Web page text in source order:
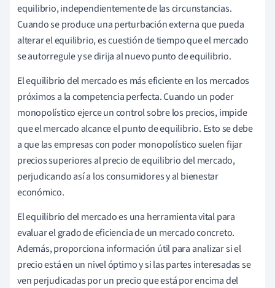
equilibrio, independientemente de las circunstancias.
Cuando se produce una perturbación externa que pueda
alterar el equilibrio, es cuestión de tiempo que el mercado
se autorregule y se dirija al nuevo punto de equilibrio.
El equilibrio del mercado es más eficiente en los mercados
próximos a la competencia perfecta. Cuando un poder
monopolístico ejerce un control sobre los precios, impide
que el mercado alcance el punto de equilibrio. Esto se debe
a que las empresas con poder monopolístico suelen fijar
precios superiores al precio de equilibrio del mercado,
perjudicando así a los consumidores y al bienestar
económico.
El equilibrio del mercado es una herramienta vital para
evaluar el grado de eficiencia de un mercado concreto.
Además, proporciona información útil para analizar si el
precio está en un nivel óptimo y si las partes interesadas se
ven perjudicadas por un precio que está por encima del